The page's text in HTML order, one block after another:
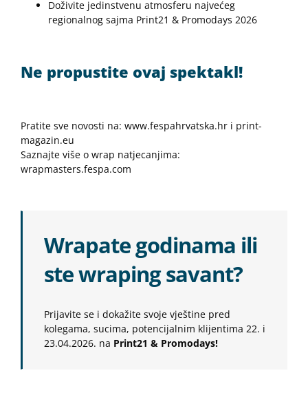
Doživite jedinstvenu atmosferu najvećeg
regionalnog sajma Print21 & Promodays 2026
Ne propustite ovaj spektakl!
Pratite sve novosti na: www.fespahrvatska.hr i print-
magazin.eu
Saznajte više o wrap natjecanjima:
wrapmasters.fespa.com
Wrapate godinama ili
ste wraping savant?
Prijavite se i dokažite svoje vještine pred
kolegama, sucima, potencijalnim klijentima 22. i
23.04.2026. na Print21 & Promodays!